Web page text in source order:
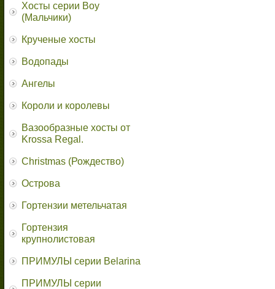
Хосты серии Boy
(Мальчики)
Крученые хосты
Водопады
Ангелы
Короли и королевы
Вазообразные хосты от
Krossa Regal.
Christmas (Рождество)
Острова
Гортензии метельчатая
Гортензия
крупнолистовая
ПРИМУЛЫ серии Belarina
ПРИМУЛЫ серии